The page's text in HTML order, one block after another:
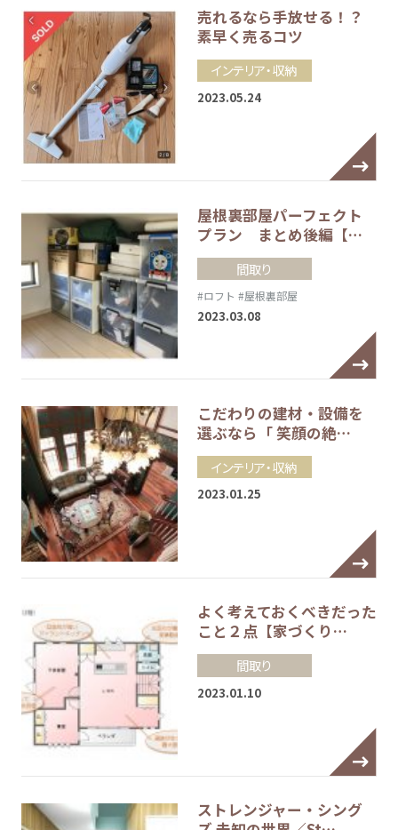
売れるなら手放せる！？
素早く売るコツ
インテリア・収納
2023.05.24
屋根裏部屋パーフェクト
プラン まとめ後編【…
間取り
#ロフト #屋根裏部屋
2023.03.08
こだわりの建材・設備を
選ぶなら「 笑顔の絶…
インテリア・収納
2023.01.25
よく考えておくべきだった
こと２点【家づくり…
間取り
2023.01.10
ストレンジャー・シング